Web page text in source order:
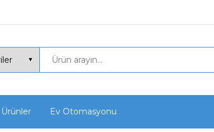
Ürünler Ev Otomasyonu